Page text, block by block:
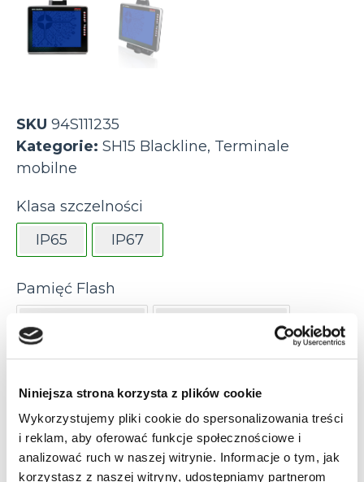
Niniejsza strona korzysta z plików cookie
Wykorzystujemy pliki cookie do spersonalizowania treści
i reklam, aby oferować funkcje społecznościowe i
analizować ruch w naszej witrynie. Informacje o tym, jak
korzystasz z naszej witryny, udostępniamy partnerom
SKU 94S111235
Kategorie: SH15 Blackline, Terminale
mobilne
Klasa szczelności
IP65
IP67
Pamięć Flash
32GB (CFAST/SDHC)
64GB (CFAST)
Pamięć RAM